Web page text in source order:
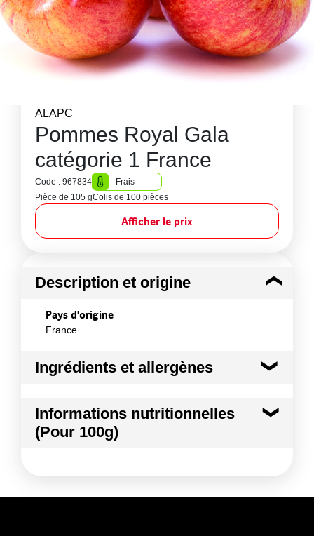
ALAPC
Pommes Royal Gala
catégorie 1 France
Code : 967834
Frais
Pièce de 105 gColis de 100 pièces
Afficher le prix
Description et origine
Pays d'origine
France
Ingrédients et allergènes
POMME
Conformément aux informations transmises
Informations nutritionnelles
(Pour 100g)
Kilojoules 333 kj